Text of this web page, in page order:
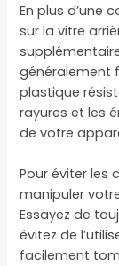
En plus d’une
sur la vitre
généralement
plastique
rayures et les
de votre
Pour éviter les
manipuler
Essayez de
évitez de
facilement